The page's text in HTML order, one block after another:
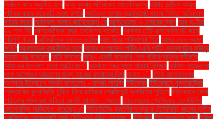
নির্বাচন কবে অনুষ্ঠিত হবে আজ বুধবার সচিবালয়ে সাংবাদিকদের আটার রুটিকে আরও
পুষ্টিকর করার কয়েকটি সহজ উপায় আতিকুল সালাম ক্যান্টনমেন্ট থানায় লিখিত অভিযোগ
দায়ের করেন আতিকুল সালাম জানিয়েছেন যে আতিথেয়তা ও খাবারের স্বাদ আধ ঘণ্টায়
২০ লাখ হিট আন্তর্জাতিক মুদ্রা তহবিলের সতর্কতা আপনার ঠোঁট এক্সফোলিয়েট করার
পরিপূর্ণ গাইড আফ্রিদিকে বললেন তামিম আম দিয়ে পাটিসাপটা পিঠা আমরা কেন ভ্রমণ
করি? আমলাতন্ত্র রাজনীতির চাপে আমার বাংলাদেশ পার্টির (এবি পার্টি) সদস্যসচিব মজিবুর
রহমান মঞ্জু বলেছেন আমি ক্লান্ত আরও একটি কারখানা পেল পরিবেশবান্ধব স্বীকৃতি
আসকের উদ্বেগ: ঢাকা প্রতিবেদন" আসামে গরুর মাংস খাওয়া নিষিদ্ধ আসিফ নজরুলের
সঙ্গে অশোভন আচরণের জন্য তারেক রহমানের নিন্দা আহত ১". ইইউ বাংলাদেশের
সংস্কার উদ্যোগে সমর্থন জানালেন - হাদজা লাহবিব ইউক্রেন ইউক্রেনে যুক্তরাষ্ট্রের
প্রস্তাবিত যুদ্ধবিরতি চুক্তি নিয়ে রাশিয়ার প্রেসিডেন্ট ভ্লাদিমির পুতিনে ইউক্রেনে সেনা
পাঠানোর সম্ভাবনা উড়িয়ে দেননি কানাডা - ট্রুডো ইউক্রেনের প্রেসিডেন্ট ভলোদিমির
জেলেনস্কি অভিযোগ করেছেন যে ইউনাইটেড কমার্শিয়াল ব্যাংক (ইউসিবি) বছরের তৃতীয়